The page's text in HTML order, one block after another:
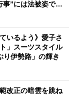
”には法被姿で参
一生懸命引いてお
いるよう》愛子さ
」スーツスタイル
り伊勢路」の輝き
改正の暗雲を跳ね